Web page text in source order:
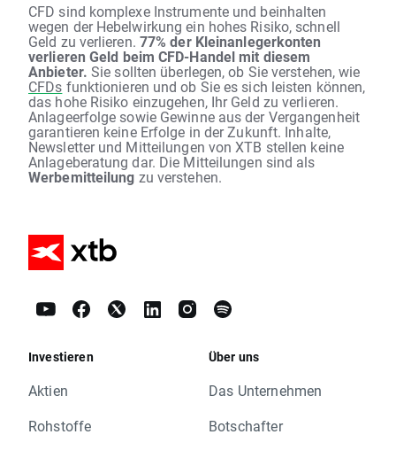
CFD sind komplexe Instrumente und beinhalten
wegen der Hebelwirkung ein hohes Risiko, schnell
Geld zu verlieren. 77% der Kleinanlegerkonten
verlieren Geld beim CFD-Handel mit diesem
Anbieter. Sie sollten überlegen, ob Sie verstehen, wie
CFDs funktionieren und ob Sie es sich leisten können,
das hohe Risiko einzugehen, Ihr Geld zu verlieren.
Anlageerfolge sowie Gewinne aus der Vergangenheit
garantieren keine Erfolge in der Zukunft. Inhalte,
Newsletter und Mitteilungen von XTB stellen keine
Anlageberatung dar. Die Mitteilungen sind als
Werbemitteilung zu verstehen.
Investieren
Aktien
Rohstoffe
Über uns
Das Unternehmen
Botschafter